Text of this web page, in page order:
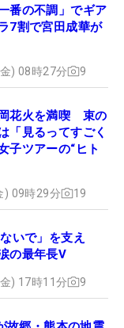
番の不調」でギア
7割で宮田成華が
) 08時27分 9
花火を満喫 束の
「見るってすごく
子ツアーの“ヒト
) 09時29分 19
いで」を支え
の最年長V
) 17時11分 9